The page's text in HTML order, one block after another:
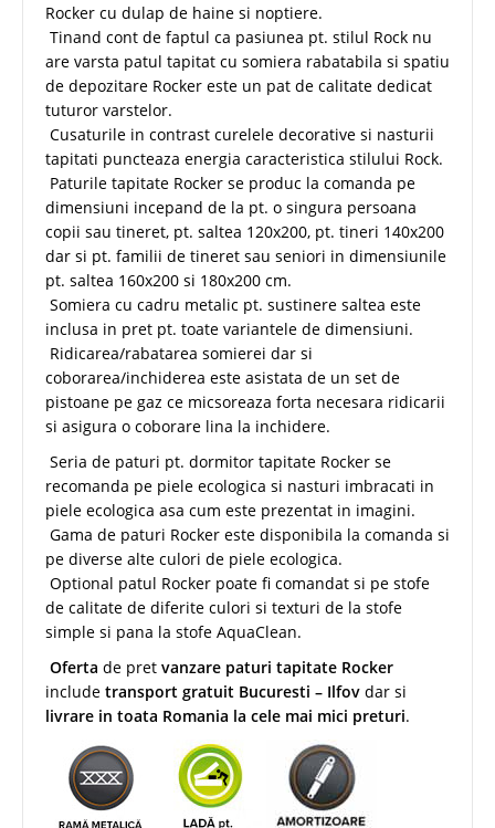
Rocker cu dulap de haine si noptiere.
Tinand cont de faptul ca pasiunea pt. stilul Rock nu
are varsta patul tapitat cu somiera rabatabila si spatiu
de depozitare Rocker este un pat de calitate dedicat
tuturor varstelor.
Cusaturile in contrast curelele decorative si nasturii
tapitati puncteaza energia caracteristica stilului Rock.
Paturile tapitate Rocker se produc la comanda pe
dimensiuni incepand de la pt. o singura persoana
copii sau tineret, pt. saltea 120x200, pt. tineri 140x200
dar si pt. familii de tineret sau seniori in dimensiunile
pt. saltea 160x200 si 180x200 cm.
Somiera cu cadru metalic pt. sustinere saltea este
inclusa in pret pt. toate variantele de dimensiuni.
Ridicarea/rabatarea somierei dar si
coborarea/inchiderea este asistata de un set de
pistoane pe gaz ce micsoreaza forta necesara ridicarii
si asigura o coborare lina la inchidere.
Seria de paturi pt. dormitor tapitate Rocker se
recomanda pe piele ecologica si nasturi imbracati in
piele ecologica asa cum este prezentat in imagini.
Gama de paturi Rocker este disponibila la comanda si
pe diverse alte culori de piele ecologica.
Optional patul Rocker poate fi comandat si pe stofe
de calitate de diferite culori si texturi de la stofe
simple si pana la stofe AquaClean.
Oferta de pret vanzare paturi tapitate Rocker
include transport gratuit Bucuresti – Ilfov dar si
livrare in toata Romania la cele mai mici preturi.